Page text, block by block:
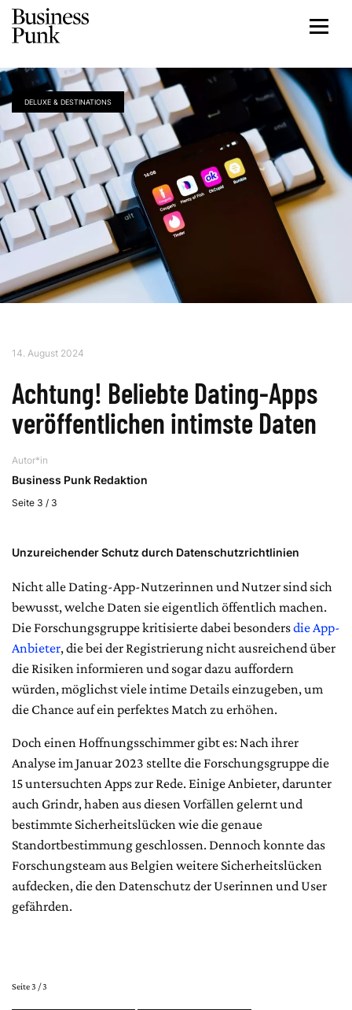
DELUXE & DESTINATIONS
14. August 2024
Achtung! Beliebte Dating-Apps
veröffentlichen intimste Daten
Autor*in
Business Punk Redaktion
Seite 3 / 3
Unzureichender Schutz durch Datenschutzrichtlinien
Nicht alle Dating-App-Nutzerinnen und Nutzer sind sich
bewusst, welche Daten sie eigentlich öffentlich machen.
Die Forschungsgruppe kritisierte dabei besondersdie App-
Anbieter, die bei der Registrierung nicht ausreichend über
die Risiken informieren und sogar dazu auffordern
würden, möglichst viele intime Details einzugeben, um
die Chance auf ein perfektes Match zu erhöhen.
Doch einen Hoffnungsschimmer gibt es: Nach ihrer
Analyse im Januar 2023 stellte die Forschungsgruppe die
15 untersuchten Apps zur Rede. Einige Anbieter, darunter
auch Grindr, haben aus diesen Vorfällen gelernt und
bestimmte Sicherheitslücken wie die genaue
Standortbestimmung geschlossen. Dennoch konnte das
Forschungsteam aus Belgien weitere Sicherheitslücken
aufdecken, die den Datenschutz der Userinnen und User
gefährden.
Seite 3 / 3